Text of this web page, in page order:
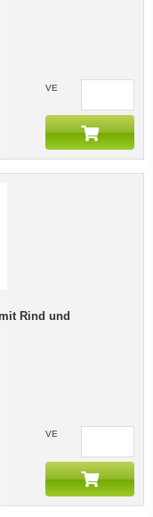
VE
Rind und
VE